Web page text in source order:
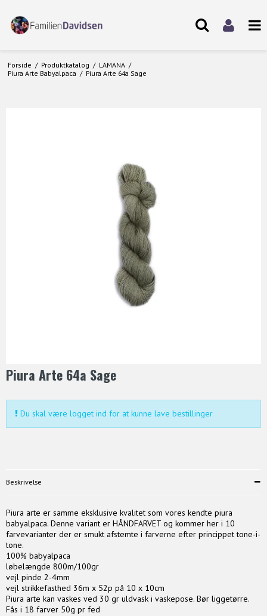
Forside / Produktkatalog / LAMANA /
Piura Arte Babyalpaca / Piura Arte 64a Sage
Piura Arte 64a Sage
Du skal være logget ind for at kunne lave bestillinger
Beskrivelse
Piura arte er samme eksklusive kvalitet som vores kendte piura
babyalpaca. Denne variant er HÅNDFARVET og kommer her i 10
farvevarianter der er smukt afstemte i farverne efter princippet tone-i-
tone.
100% babyalpaca
løbelængde 800m/100gr
vejl pinde 2-4mm
vejl strikkefasthed 36m x 52p på 10 x 10cm
Piura arte kan vaskes ved 30 gr uldvask i vaskepose. Bør liggetørre.
Fås i 18 farver 50g pr fed